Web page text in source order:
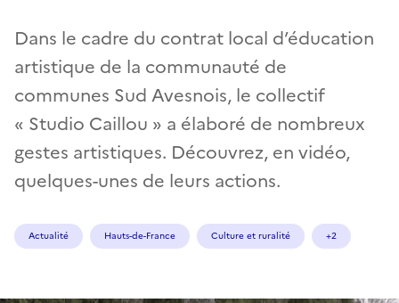
Dans le cadre du contrat local d’éducation
artistique de la communauté de
communes Sud Avesnois, le collectif
« Studio Caillou » a élaboré de nombreux
gestes artistiques. Découvrez, en vidéo,
quelques-unes de leurs actions.
Actualité Hauts-de-France Culture et ruralité +2